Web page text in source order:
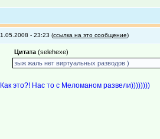
1.05.2008 - 23:23 (ссылка на это сообщение)
Цитата(selehexe)
зыж жаль нет виртуальных разводов )
Как это?! Нас то с Меломаном развели))))))))